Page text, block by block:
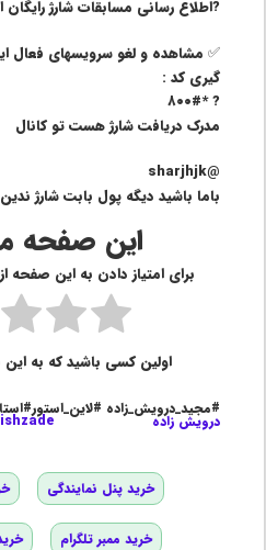
?اطلاع رسانی مسابقات شارژ رایگان
✅ مشاهده و لغو سرویسهای فعال
گیری کد :
? *۸۰۰#
مدرک دریافت شارژ هست تو کانال
@sharjhjk
باما باشید دیگه پول بابت شارژ
این صفحه
برای امتیاز دادن به این صفحه
اولین کسی باشید که به
#مجید_درویش_زاده
درویش زاده
خرید پنل نمایندگی
خرید ممبر تلگرام